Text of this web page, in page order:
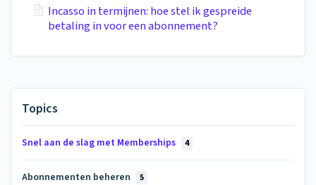
Topics
Snel aan de slag met Memberships 4
Abonnementen beheren 5
Incasso in termijnen: hoe stel ik gespreide
betaling in voor een abonnement?